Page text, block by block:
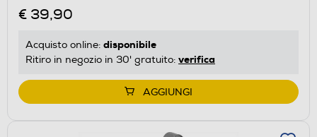
€ 39,90
Acquisto online: disponibile
Ritiro in negozio in 30' gratuito: verifica
AGGIUNGI